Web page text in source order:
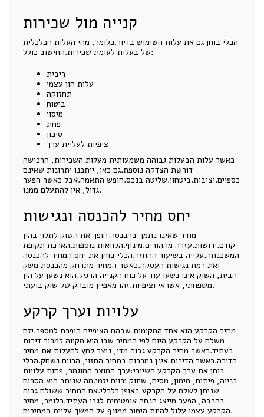
קנייה מול שכירות
הכלי בוחן גם את עלות השימוש בדיור.כלומר, מהי העלות הכלכלית
של בעלות לעומת שכירות.החישוב כולל:
ריבית
עלות הון עצמי
תחזוקה
ביטוח
מיסוי
פחת
סיכון
ציפיות לעליית ערך
כאשר עלות הבעלות גבוהה משמעותית מעלות השכירות, הרכישה
דורשת הצדקה נוספת.גם כאן, ייתכנו יתרונות שאינם
כספיים.יציבות.ביטחון.שליטה בנכס.חופש התאמה.אבל כאשר הפער
גדול, אין להתעלם ממנו.
יחס מחיר להכנסה ונגישות
מחיר שאינו נתמך בהכנסה הופך את השוק לתלוי בהון
קודם.ירושות.עזרה מההורים.מינוף.הלוואות נוספות.הארכת תקופת
המשכנתה.עלייה בשיעור ההחזר.הכלי בוחן את יחס המחיר להכנסה
ואת רמת נגישות העסקה.כאשר המחיר מתרחק מהכנסת משק
הבית, השוק אינו נשען עוד על כוח הקנייה הרגיל.הוא נשען על הון
משפחתי, אשראי וציפיות.זהו מאפיין מובהק של שוק בועתי.
עלויות וערך קרקע
מחיר הקרקע הוא אחד המקומות שבהם הציפייה הופכת למספר.יזם
משלם על הקרקע היום לפי המחיר שבו הוא מקווה למכור דירות
בעתיד.כאשר מחיר הקרקע גבוה מדי, נוצר לחץ להעלות את מחיר
הדירה.כאשר הדירות אינן נמכרות במחיר החזוי, הרווח נשחק.הכלי
בוחן את ערך הקרקע השיורי:ערך המוצר המוגמר, פחות עלויות
בנייה, פיתוח, מימון, מסים, שיווק ורווח יזמי.מה שנותר הוא הסכום
שניתן לשלם על הקרקע באופן כלכלי.אם המחיר ששולם גבוה
בהרבה, הפער מייצג הנחה אופטימית לגבי העתיד.כלומר, מחיר
הקרקע עצמו עלול להיות הימור ממונף על המשך עליית המחירים.